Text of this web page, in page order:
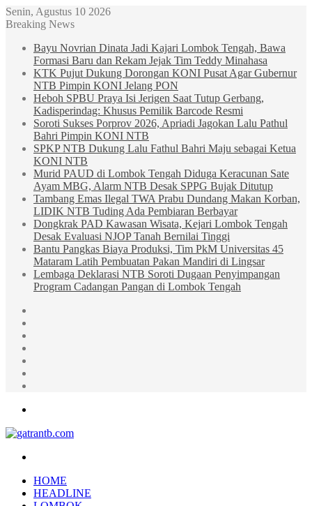
Senin, Agustus 10 2026
Breaking News
Bayu Novrian Dinata Jadi Kajari Lombok Tengah, Bawa
Formasi Baru dan Rekam Jejak Tim Teddy Minahasa
KTK Pujut Dukung Dorongan KONI Pusat Agar Gubernur
NTB Pimpin KONI Jelang PON
Heboh SPBU Praya Isi Jerigen Saat Tutup Gerbang,
Kadisperindag: Khusus Pemilik Barcode Resmi
Soroti Sukses Porprov 2026, Apriadi Jagokan Lalu Pathul
Bahri Pimpin KONI NTB
SPKP NTB Dukung Lalu Fathul Bahri Maju sebagai Ketua
KONI NTB
Murid PAUD di Lombok Tengah Diduga Keracunan Sate
Ayam MBG, Alarm NTB Desak SPPG Bujak Ditutup
Tambang Emas Ilegal TWA Prabu Dundang Makan Korban,
LIDIK NTB Tuding Ada Pembiaran Berbayar
Dongkrak PAD Kawasan Wisata, Kejari Lombok Tengah
Desak Evaluasi NJOP Tanah Bernilai Tinggi
Bantu Pangkas Biaya Produksi, Tim PkM Universitas 45
Mataram Latih Pembuatan Pakan Mandiri di Lingsar
Lembaga Deklarasi NTB Soroti Dugaan Penyimpangan
Program Cadangan Pangan di Lombok Tengah
HOME
HEADLINE